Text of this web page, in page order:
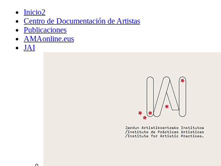
Inicio2
Centro de Documentación de Artistas
Publicaciones
AMAonline.eus
JAI